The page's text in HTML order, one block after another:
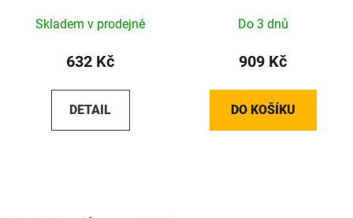
Skladem v prodejně
632 Kč
DETAIL
Do 3 dnů
909 Kč
DO KOŠÍKU